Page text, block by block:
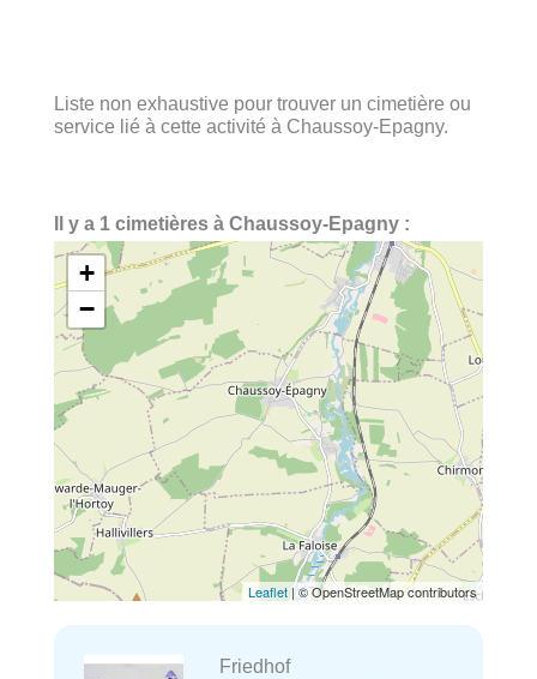
Liste non exhaustive pour trouver un cimetière ou
service lié à cette activité à Chaussoy-Epagny.
Il y a 1 cimetières à Chaussoy-Epagny :
+
−
Leaflet| © OpenStreetMap contributors
Friedhof